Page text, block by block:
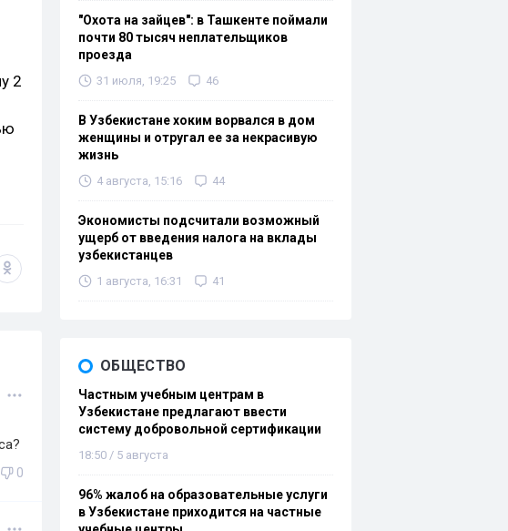
2
0
"Охота на зайцев": в Ташкенте поймали
почти 80 тысяч неплательщиков
проезда
31 июля, 19:25 46
В Узбекистане хоким ворвался в дом
женщины и отругал ее за некрасивую
жизнь
4 августа, 15:16 44
Экономисты подсчитали возможный
ущерб от введения налога на вклады
узбекистанцев
1 августа, 16:31 41
ОБЩЕСТВО
Частным учебным центрам в
Узбекистане предлагают ввести
систему добровольной сертификации
18:50 / 5 августа
96% жалоб на образовательные услуги
в Узбекистане приходится на частные